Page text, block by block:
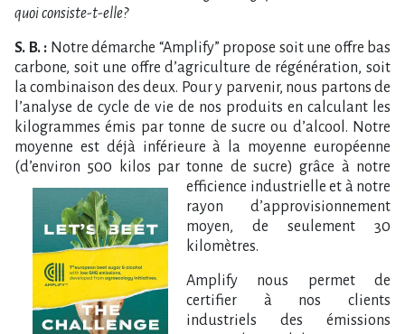
quoi consiste-t-elle?
S. B. : Notre démarche “Amplify” propose soit une offre bas
carbone, soit une offre d’agriculture de régénération, soit
la combinaison des deux. Pour y parvenir, nous partons de
l’analyse de cycle de vie de nos produits en calculant les
kilogrammes émis par tonne de sucre ou d’alcool. Notre
moyenne est déjà inférieure à la moyenne européenne
(d’environ 500 kilos par tonne de sucre) grâce à notre
efficience industrielle et à notre
rayon d’approvisionnement
moyen, de seulement 30
kilomètres.
Amplify nous permet de
certifier à nos clients
industriels des émissions